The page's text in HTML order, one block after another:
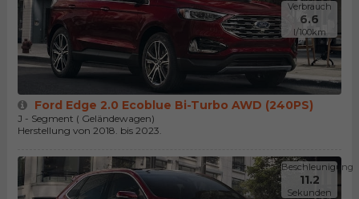
Verbrauch
6.6
l/100km
Ford Edge 2.0 Ecoblue Bi-Turbo AWD (240PS)
J - Segment ( Geländewagen)
Herstellung von 2018. bis 2023.
Beschleunigung
11.2
Sekunden